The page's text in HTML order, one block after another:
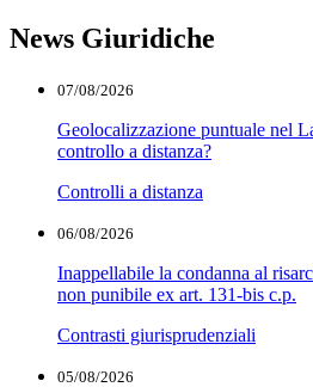
News Giuridiche
07/08/2026
Geolocalizzazione puntuale nel
controllo a distanza?
Controlli a distanza
06/08/2026
Inappellabile la condanna al
non punibile ex art. 131-bis c.p.
Contrasti giurisprudenziali
05/08/2026